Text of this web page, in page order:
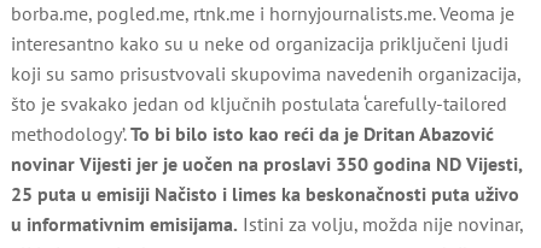
borba.me, pogled.me, rtnk.me i hornyjournalists.me. Veoma je
interesantno kako su u neke od organizacija priključeni ljudi
koji su samo prisustvovali skupovima navedenih organizacija,
što je svakako jedan od ključnih postulata ‘carefully-tailored
methodology’.To bi bilo isto kao reći da je Dritan Abazović
novinar Vijesti jer je uočen na proslavi 350 godina ND Vijesti,
25 puta u emisiji Načisto i limes ka beskonačnosti puta uživo
u informativnim emisijama. Istini za volju, možda nije novinar,